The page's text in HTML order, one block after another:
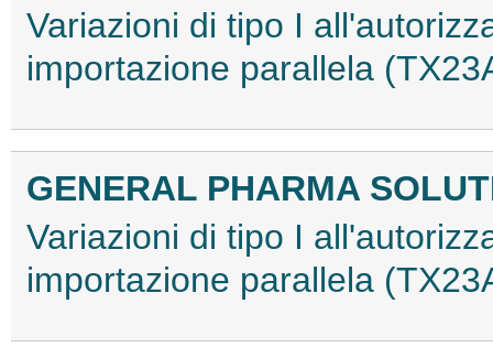
Variazioni di tipo I
importazione parallela
GENERAL PHARMA
Variazioni di tipo I
importazione parallela